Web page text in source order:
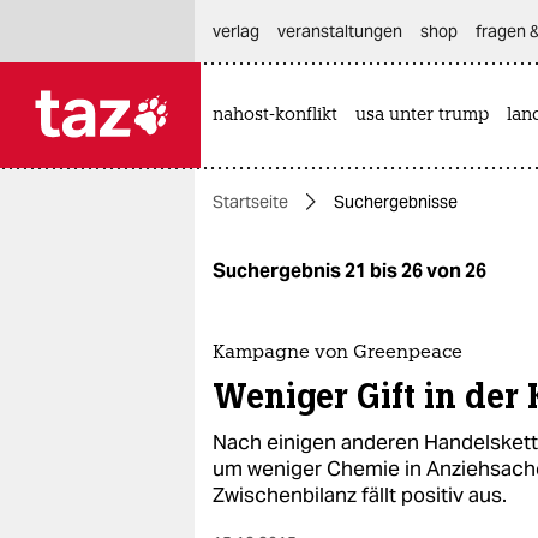
themen
politik
gesellschaft
kultur
sport
verlag
veranstaltungen shop fragen
nahost-konflikt usa unter trump
Startseite Suchergebnisse
Suchergebnis 21 bis 26 von 26
Kampagne von Greenpeace
Weniger Gift in der
Nach einigen anderen
um weniger Chemie in
Zwischenbilanz fällt positiv aus.